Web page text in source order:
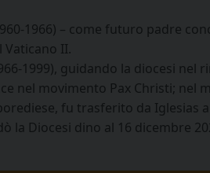
1966) – come futuro padre
Vaticano II.
1999), guidando la diocesi
nel movimento Pax Christi; nel
fu trasferito da Iglesias
la Diocesi dino al 16 dicembre